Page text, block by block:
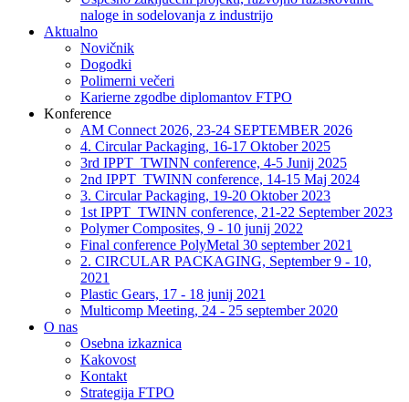
naloge in sodelovanja z industrijo
Aktualno
Novičnik
Dogodki
Polimerni večeri
Karierne zgodbe diplomantov FTPO
Konference
AM Connect 2026, 23-24 SEPTEMBER 2026
4. Circular Packaging, 16-17 Oktober 2025
3rd IPPT_TWINN conference, 4-5 Junij 2025
2nd IPPT_TWINN conference, 14-15 Maj 2024
3. Circular Packaging, 19-20 Oktober 2023
1st IPPT_TWINN conference, 21-22 September 2023
Polymer Composites, 9 - 10 junij 2022
Final conference PolyMetal 30 september 2021
2. CIRCULAR PACKAGING, September 9 - 10,
2021
Plastic Gears, 17 - 18 junij 2021
Multicomp Meeting, 24 - 25 september 2020
O nas
Osebna izkaznica
Kakovost
Kontakt
Strategija FTPO